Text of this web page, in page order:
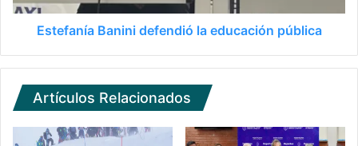
Estefanía Banini defendió la educación pública
Artículos Relacionados